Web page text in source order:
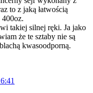
to z jaką łatwością
400oz.
takiej silnej ręki. Ja jako
że te sztaby nie są
kwasoodporną.